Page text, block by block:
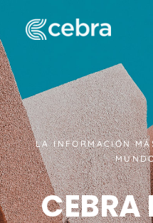
LA INFORMACIÓN
CEBRA